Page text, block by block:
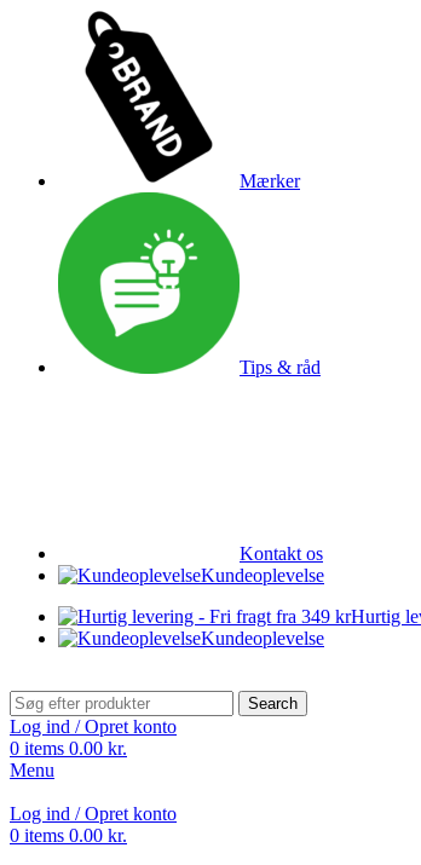
Mærker
Tips & råd
Kontakt os
Kundeoplevelse
Hurtig
Kundeoplevelse
Search
Log ind / Opret konto
0 items 0.00 kr.
Menu
Log ind / Opret konto
0 items 0.00 kr.